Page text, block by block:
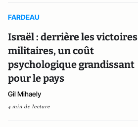
FARDEAU
Israël : derrière les victoires
militaires, un coût
psychologique grandissant
pour le pays
Gil Mihaely
4 min de lecture